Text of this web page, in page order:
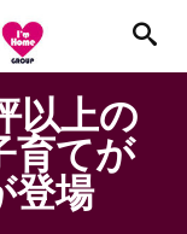
以上の
育てが
登場